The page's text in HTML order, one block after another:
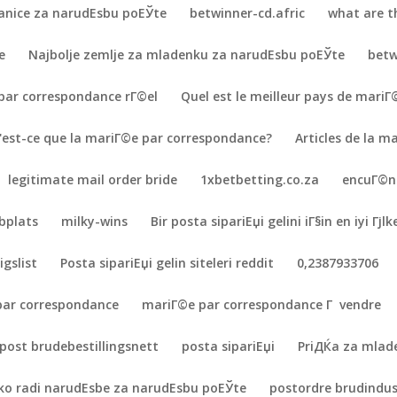
za narudЕѕbu poЕЎte betwinner-cd.afric what are
Najbolje zemlje za mladenku za narudЕѕbu poЕЎte
correspondance rГ©el Quel est le meilleur pays de
ce que la mariГ©e par correspondance? Articles de la
legitimate mail order bride 1xbetbetting.co.za
milky-wins Bir posta sipariЕџi gelini iГ§in en iyi
Posta sipariЕџi gelin siteleri reddit 0,2387933706
correspondance mariГ©e par correspondance Г vendre
brudebestillingsnett posta sipariЕџi PriДЌa za
radi narudЕѕbe za narudЕѕbu poЕЎte postordre